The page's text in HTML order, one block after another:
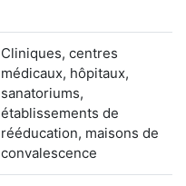
Cliniques, centres
médicaux, hôpitaux,
sanatoriums,
établissements de
rééducation, maisons de
convalescence